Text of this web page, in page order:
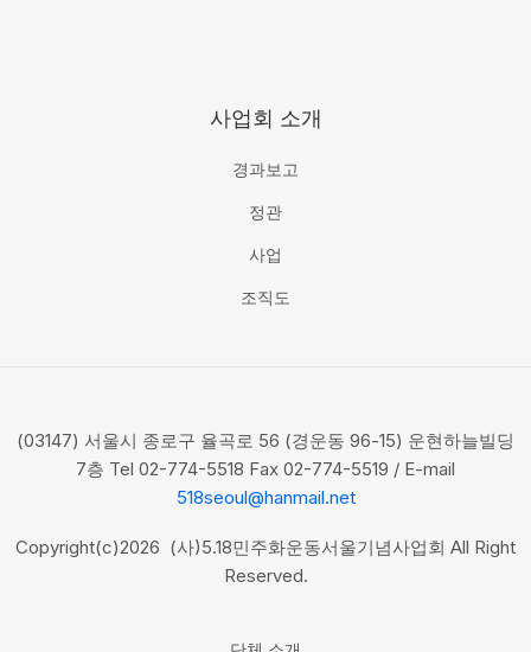
사업회 소개
경과보고
정관
사업
조직도
(03147) 서울시 종로구 율곡로 56 (경운동 96-15) 운현하늘빌딩
7층 Tel 02-774-5518 Fax 02-774-5519 / E-mail
518seoul@hanmail.net
Copyright(c)2026 (사)5.18민주화운동서울기념사업회 All Right
Reserved.